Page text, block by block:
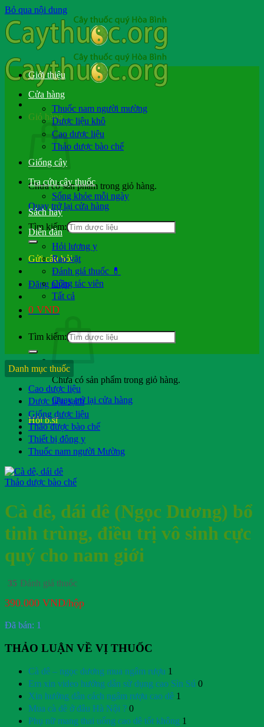
Bỏ qua nội dung
Giỏ hàng
Chưa có sản phẩm trong giỏ hàng.
Quay trở lại cửa hàng
Tìm kiếm:
Gửi câu hỏi
Đăng nhập
0 VND
Chưa có sản phẩm trong giỏ hàng.
Quay trở lại cửa hàng
Hỏi b.sĩ
Giới thiệu
Cửa hàng
Thuốc nam người mường
Dược liệu khô
Cao dược liệu
Thảo dược bào chế
Giống cây
Tra cứu cây thuốc
Sống khỏe mỗi ngày
Sách hay
Diễn đàn
Hỏi lương y
Rao vặt
Đánh giá thuốc 💊
Cộng tác viên
Tất cả
Tìm kiếm:
Danh mục thuốc
Cao dược liệu
Dược liệu sạch
Giống dược liệu
Thảo dược bào chế
Thiết bị đông y
Thuốc nam người Mường
Thảo dược bào chế
Cà dê, dái dê (Ngọc Dương) bổ
tinh trùng, điều trị vô sinh cực
quý cho nam giới
35 Đánh giá thuốc
390.000 VND/hộp
Đã bán: 1
THẢO LUẬN VỀ VỊ THUỐC
Cà dê – ngọc dương mua ngâm rượu 1
Em xin video hướng dẫn sử dụng cao Sìn Sú 0
Xin hướng dẫn cách ngâm rượu cao dê 1
Mua cà dê ở đâu Hà Nội ? 0
Phụ nữ mang thai uống cao dê tốt không 1